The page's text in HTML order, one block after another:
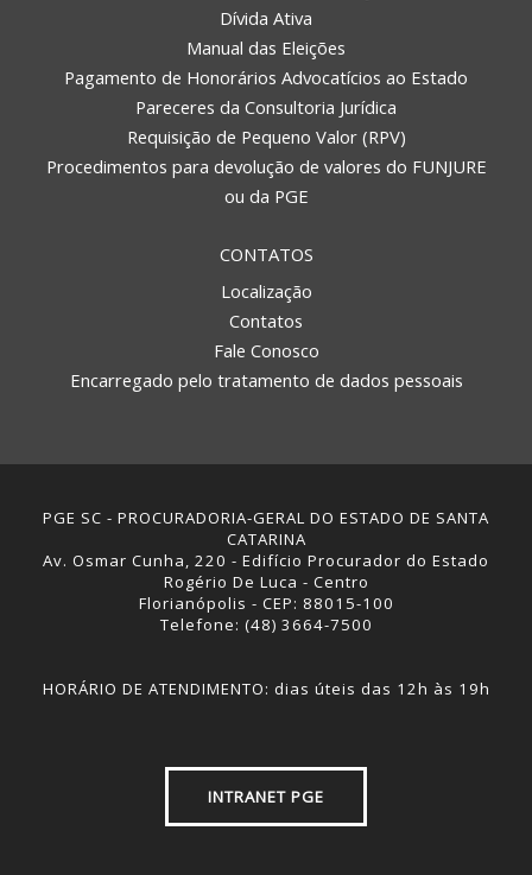
Dívida Ativa
Manual das Eleições
Pagamento de Honorários Advocatícios ao Estado
Pareceres da Consultoria Jurídica
Requisição de Pequeno Valor (RPV)
Procedimentos para devolução de valores do FUNJURE
ou da PGE
CONTATOS
Localização
Contatos
Fale Conosco
Encarregado pelo tratamento de dados pessoais
PGE SC - PROCURADORIA-GERAL DO ESTADO DE SANTA
CATARINA
Av. Osmar Cunha, 220 - Edifício Procurador do Estado
Rogério De Luca - Centro
Florianópolis - CEP: 88015-100
Telefone: (48) 3664-7500
HORÁRIO DE ATENDIMENTO: dias úteis das 12h às 19h
INTRANET PGE